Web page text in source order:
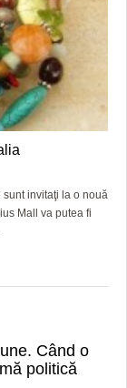
invitaţi la o nouă
Mall va putea fi
Când o
politică